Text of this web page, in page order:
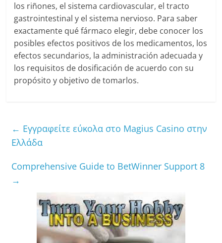
los riñones, el sistema cardiovascular, el tracto
gastrointestinal y el sistema nervioso. Para saber
exactamente qué fármaco elegir, debe conocer los
posibles efectos positivos de los medicamentos, los
efectos secundarios, la administración adecuada y
los requisitos de dosificación de acuerdo con su
propósito y objetivo de tomarlos.
← Εγγραφείτε εύκολα στο Magius Casino στην
Ελλάδα
Comprehensive Guide to BetWinner Support 8
→